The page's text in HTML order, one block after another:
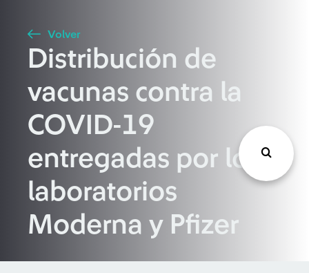
Buscar
Volver
Distribución de
vacunas contra la
COVID-19
entregadas por los
laboratorios
Moderna y Pfizer